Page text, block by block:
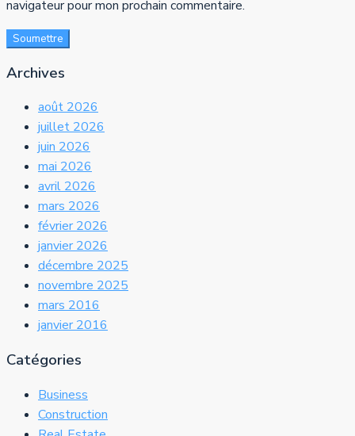
navigateur pour mon prochain commentaire.
Soumettre
Archives
août 2026
juillet 2026
juin 2026
mai 2026
avril 2026
mars 2026
février 2026
janvier 2026
décembre 2025
novembre 2025
mars 2016
janvier 2016
Catégories
Business
Construction